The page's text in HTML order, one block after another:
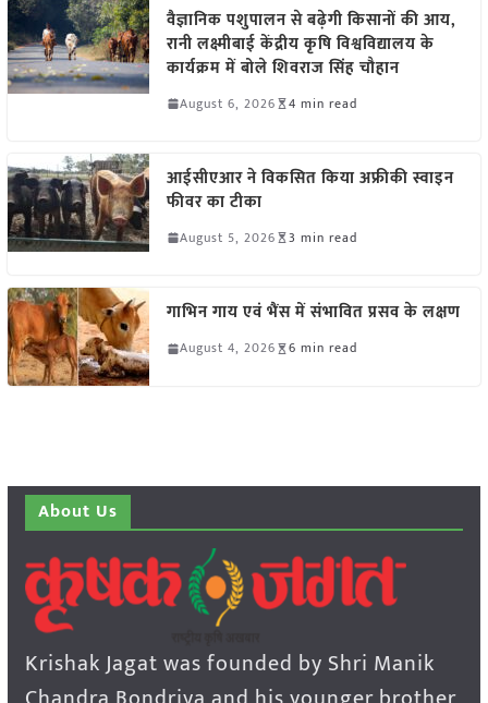
वैज्ञानिक पशुपालन से बढ़ेगी किसानों की आय,
रानी लक्ष्मीबाई केंद्रीय कृषि विश्वविद्यालय के
कार्यक्रम में बोले शिवराज सिंह चौहान
August 6, 2026 4 min read
आईसीएआर ने विकसित किया अफ्रीकी स्वाइन
फीवर का टीका
August 5, 2026 3 min read
गाभिन गाय एवं भैंस में संभावित प्रसव के लक्षण
August 4, 2026 6 min read
About Us
Krishak Jagat was founded by Shri Manik